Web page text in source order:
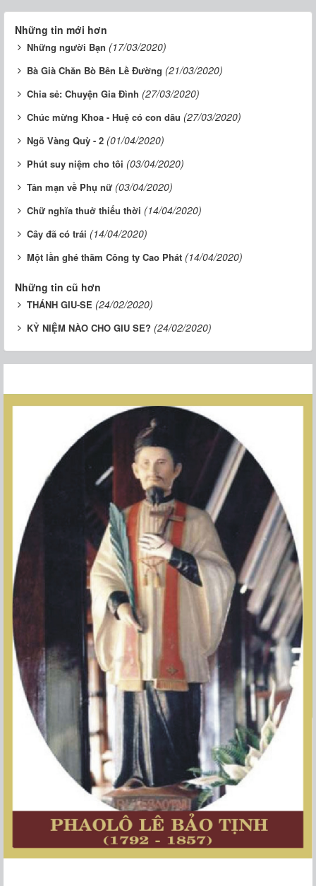
Những tin mới hơn
Những người Bạn (17/03/2020)
Bà Già Chăn Bò Bên Lề Đường (21/03/2020)
Chia sẻ: Chuyện Gia Đình (27/03/2020)
Chúc mừng Khoa - Huệ có con dâu (27/03/2020)
Ngõ Vàng Quỳ - 2 (01/04/2020)
Phút suy niệm cho tôi (03/04/2020)
Tản mạn về Phụ nữ (03/04/2020)
Chữ nghĩa thuở thiếu thời (14/04/2020)
Cây đã có trái (14/04/2020)
Một lần ghé thăm Công ty Cao Phát (14/04/2020)
Những tin cũ hơn
THÁNH GIU-SE (24/02/2020)
KỶ NIỆM NÀO CHO GIU SE? (24/02/2020)